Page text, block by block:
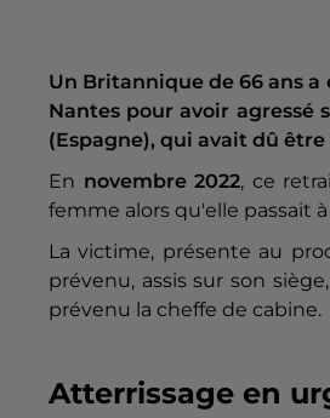
Un Britannique de 66 ans
Nantes pour avoir agressé
(Espagne), qui avait dû
En novembre 2022, ce
femme alors qu'elle passait
La victime, présente au
prévenu, assis sur son
prévenu la cheffe de cabine.
Atterrissage en